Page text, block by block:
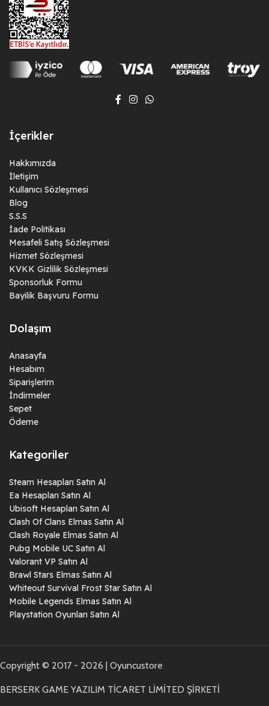
İçerikler
Hakkımızda
İletişim
Kullanıcı Sözleşmesi
Blog
S.S.S
İade Politikası
Mesafeli Satış Sözleşmesi
Hizmet Sözleşmesi
KVKK Gizlilik Sözleşmesi
Sponsorluk Formu
Bayilik Başvuru Formu
Dolaşım
Anasayfa
Hesabım
Siparişlerim
İndirmeler
Sepet
Ödeme
Kategoriler
Steam Hesapları Satın Al
Ea Hesapları Satın Al
Ubisoft Hesapları Satın Al
Clash Of Clans Elmas Satın Al
Clash Royale Elmas Satın Al
Pubg Mobile UC Satın Al
Valorant VP Satın Al
Brawl Stars Elmas Satın Al
Whiteout Survival Frost Star Satın Al
Mobile Legends Elmas Satın Al
Playstation Oyunları Satın Al
Copyright © 2017 - 2026 | Oyuncustore
BERSERK GAME YAZILIM TİCARET LİMİTED ŞİRKETİ